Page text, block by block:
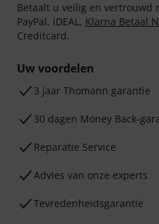
Betaalt u veilig en vertrouwd
PayPal, iDEAL, Klarna Betaal
Creditcard.
Uw voordelen
3 jaar Thomann garantie
30 dagen Money Back-
Reparatie Service
Advies van onze experts
Tevredenheidsgarantie